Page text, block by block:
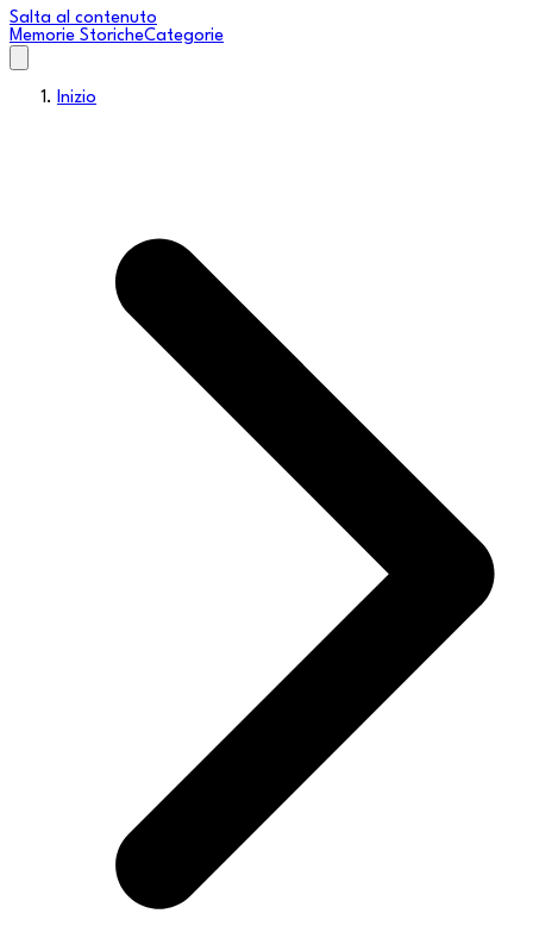
Salta al contenuto
Memorie StoricheCategorie
Inizio